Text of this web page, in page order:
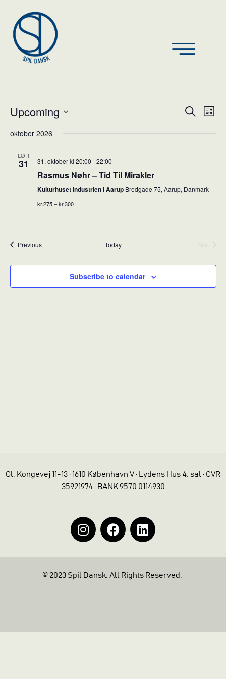
Search
List
Upcoming
date.
oktober 2026
LØR
31 31. oktober kl 20:00 -22:00
Rasmus Nøhr – Tid Til Mirakler
Kulturhuset Industrien i Aarup Bredgade 75, Aarup, Danmark
kr.275 – kr.300
PreviousEvents Today
Subscribe to calendar
Gl. Kongevej 11-13 · 1610 København V · Lydens Hus 4. sal · CVR
35921974 · BANK 9570 0114930
© 2023 Spil Dansk. All Rights Reserved.